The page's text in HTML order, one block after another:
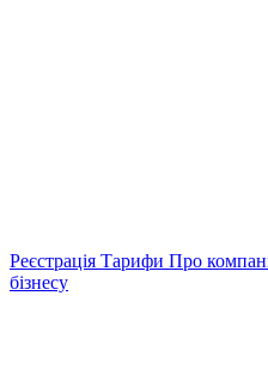
Реєстрація Тарифи Про
бізнесу